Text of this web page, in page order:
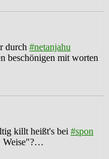
durch #netanjahu
beschönigen mit worten
killt heißt's bei #spon
Weise"?…